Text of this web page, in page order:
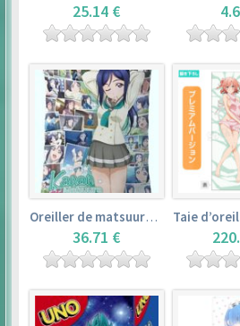
25.14 €
Oreiller de matsuura kanan (35cm×53cm) – love live! sunshine!!
36.71 €